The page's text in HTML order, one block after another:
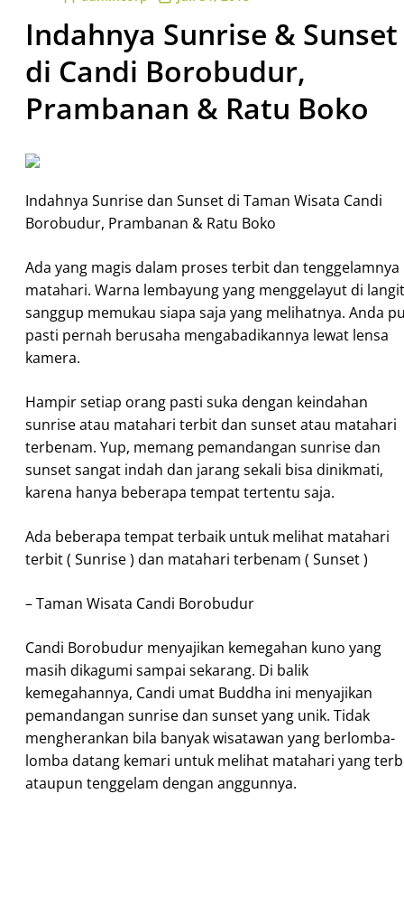
Indahnya Sunrise & Sunset
di Candi Borobudur,
Prambanan & Ratu Boko
Indahnya Sunrise dan Sunset di Taman Wisata Candi
Borobudur, Prambanan & Ratu Boko
Ada yang magis dalam proses terbit dan tenggelamnya
matahari. Warna lembayung yang menggelayut di langit
sanggup memukau siapa saja yang melihatnya. Anda
pasti pernah berusaha mengabadikannya lewat lensa
kamera.
Hampir setiap orang pasti suka dengan keindahan
sunrise atau matahari terbit dan sunset atau matahari
terbenam. Yup, memang pemandangan sunrise dan
sunset sangat indah dan jarang sekali bisa dinikmati,
karena hanya beberapa tempat tertentu saja.
Ada beberapa tempat terbaik untuk melihat matahari
terbit ( Sunrise ) dan matahari terbenam ( Sunset )
– Taman Wisata Candi Borobudur
Candi Borobudur menyajikan kemegahan kuno yang
masih dikagumi sampai sekarang. Di balik
kemegahannya, Candi umat Buddha ini menyajikan
pemandangan sunrise dan sunset yang unik. Tidak
mengherankan bila banyak wisatawan yang berlomba-
lomba datang kemari untuk melihat matahari yang
ataupun tenggelam dengan anggunnya.